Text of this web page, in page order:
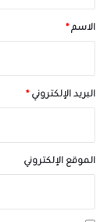
*الاسم*
البريد الإلكتروني*
الموقع الإلكتروني